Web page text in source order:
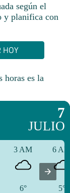
según el
y planifica con
HOY
horas es la
7
JULIO
3 AM
6°
6
5°